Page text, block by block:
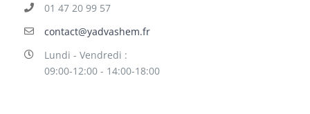
01 47 20 99 57
contact@yadvashem.fr
Lundi - Vendredi :
09:00-12:00 - 14:00-18:00